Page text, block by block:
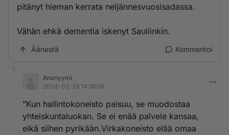
pitänyt hieman kerrata neljännesvuosisadassa.
Vähän ehkä dementia iskenyt Sauliinkin.
Äänestä Kommentoi
Anonyymi
2024-02-29 14:18:06
”Kun hallintokoneisto paisuu, se muodostaa
yhteiskuntaluokan. Se ei enää palvele kansaa,
eikä siihen pyrikään.Virkakoneisto elää omaa